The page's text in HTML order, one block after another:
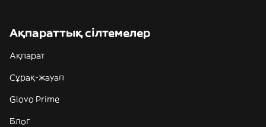
Ақпараттық сілтемелер
Ақпарат
Сұрақ-жауап
Glovo Prime
Блог